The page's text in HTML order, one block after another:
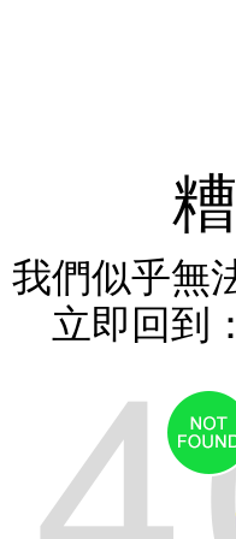
我們似乎無
立即回到：